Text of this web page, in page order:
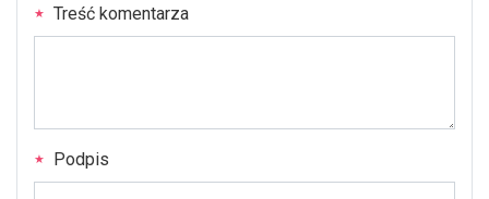
Treść komentarza
Podpis